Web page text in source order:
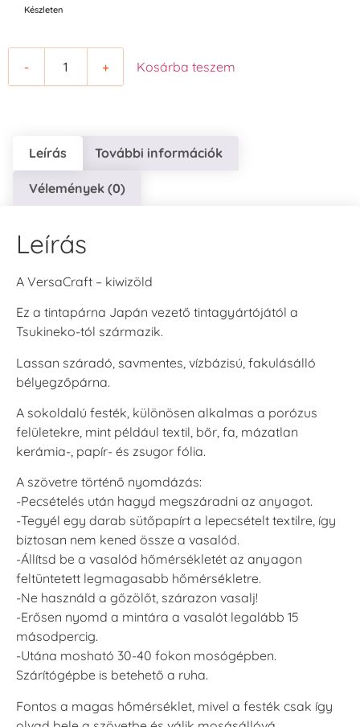
Készleten
- + Kosárba teszem
Leírás További információk
Vélemények (0)
Leírás
A VersaCraft – kiwizöld
Ez a tintapárna Japán vezető tintagyártójától a
Tsukineko-tól származik.
Lassan száradó, savmentes, vízbázisú, fakulásálló
bélyegzőpárna.
A sokoldalú festék, különösen alkalmas a porózus
felületekre, mint például textil, bőr, fa, mázatlan
kerámia-, papír- és zsugor fólia.
A szövetre történő nyomdázás:
-Pecsételés után hagyd megszáradni az anyagot.
-Tegyél egy darab sütőpapírt a lepecsételt textilre, így
biztosan nem kened össze a vasalód.
-Állítsd be a vasalód hőmérsékletét az anyagon
feltüntetett legmagasabb hőmérsékletre.
-Ne használd a gőzölőt, szárazon vasalj!
-Erősen nyomd a mintára a vasalót legalább 15
másodpercig.
-Utána mosható 30-40 fokon mosógépben.
Szárítógépbe is betehető a ruha.
Fontos a magas hőmérséklet, mivel a festék csak így